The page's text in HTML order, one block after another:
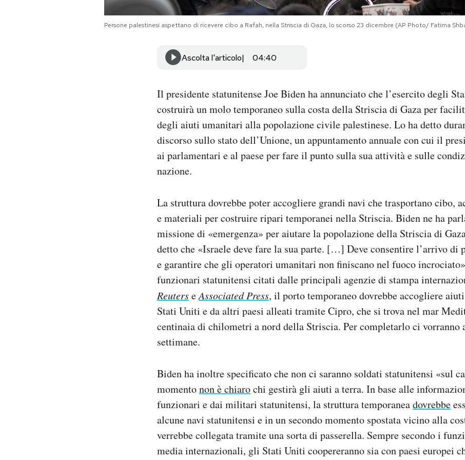
Persone palestinesi aspettano di ricevere cibo a Rafah, nella Striscia di Gaza, lo scorso 23 dicembre (AP Photo/ Fatima
Ascolta l'articolo 04:40
Il presidente statunitense Joe Biden ha annunciato che l’esercito degli
costruirà un molo temporaneo sulla costa della Striscia di Gaza per
degli aiuti umanitari alla popolazione civile palestinese. Lo ha detto
discorso sullo stato dell’Unione, un appuntamento annuale con cui il
ai parlamentari e al paese per fare il punto sulla sua attività e sulle
nazione.
La struttura dovrebbe poter accogliere grandi navi che trasportano cibo,
e materiali per costruire ripari temporanei nella Striscia. Biden ne ha
missione di «emergenza» per aiutare la popolazione della Striscia di
detto che «Israele deve fare la sua parte. […] Deve consentire l’arrivo di
e garantire che gli operatori umanitari non finiscano nel fuoco
funzionari statunitensi citati dalle principali agenzie di stampa
ReuterseAssociated Press, il porto temporaneo dovrebbe accogliere
Stati Uniti e da altri paesi alleati tramite Cipro, che si trova nel mar
centinaia di chilometri a nord della Striscia. Per completarlo ci vorranno
settimane.
Biden ha inoltre specificato che non ci saranno soldati statunitensi «sul
momentonon è chiarochi gestirà gli aiuti a terra. In base alle
funzionari e dai militari statunitensi, la struttura temporaneadovrebbe
alcune navi statunitensi e in un secondo momento spostata vicino alla
verrebbe collegata tramite una sorta di passerella. Sempre secondo i
media internazionali, gli Stati Uniti coopereranno sia con paesi europei